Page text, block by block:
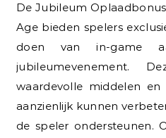
De Jubileum Oplaadbonussen in Game of War: Fire
Age bieden spelers
doen van in-game
jubileumevenement.
waardevolle middelen
aanzienlijk kunnen
de speler ondersteunen.